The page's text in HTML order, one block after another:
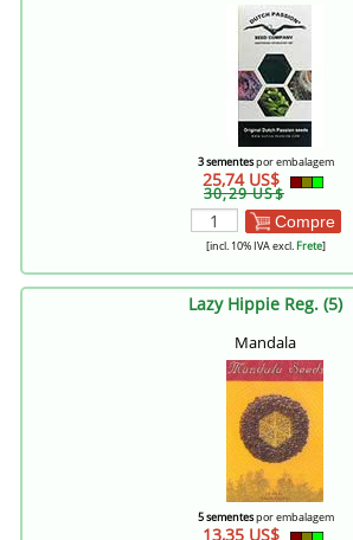
3 sementespor embalagem
25,74 US$
30,29 US$
Compre
[incl. 10% IVA excl.Frete]
Lazy Hippie Reg. (5)
Mandala
5 sementespor embalagem
13,35 US$